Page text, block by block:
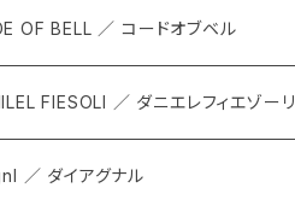
OF BELL ／ コードオブベル
FIESOLI ／ ダニエレフィエゾーリ
／ ダイアグナル